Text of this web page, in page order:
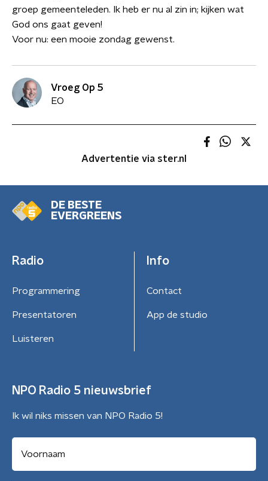
groep gemeenteleden. Ik heb er nu al zin in; kijken wat
God ons gaat geven!
Voor nu: een mooie zondag gewenst.
Vroeg Op 5
EO
Advertentie via ster.nl
DE BESTE
EVERGREENS
Radio
Programmering
Presentatoren
Luisteren
Info
Contact
App de studio
NPO Radio 5 nieuwsbrief
Ik wil niks missen van NPO Radio 5!